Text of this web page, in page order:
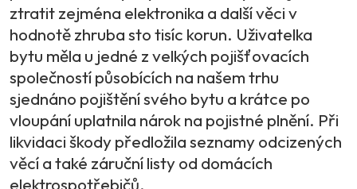
ztratit zejména elektronika a další věci v
hodnotě zhruba sto tisíc korun. Uživatelka
bytu měla u jedné z velkých pojišťovacích
společností působících na našem trhu
sjednáno pojištění svého bytu a krátce po
vloupání uplatnila nárok na pojistné plnění. Při
likvidaci škody předložila seznamy odcizených
věcí a také záruční listy od domácích
elektrospotřebičů.